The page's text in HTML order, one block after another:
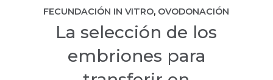
FECUNDACIÓN IN VITRO, OVODONACIÓN
La selección de los
embriones para